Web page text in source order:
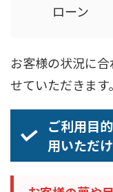
ローン
お客様の状況に
せていただきます。
ご利用目
用いただ